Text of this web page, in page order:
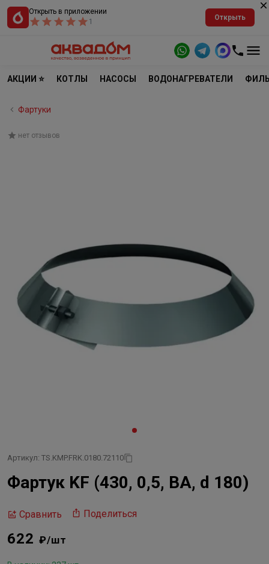
Открыть в приложении
1
Открыть
АКЦИИ ⭐ КОТЛЫ НАСОСЫ ВОДОНАГРЕВАТЕЛИ
Фартуки
нет отзывов
Артикул: TS.KMP.FRK.0180.72110
Фартук KF (430, 0,5, ВА, d 180)
Сравнить Поделиться
622 ₽/шт